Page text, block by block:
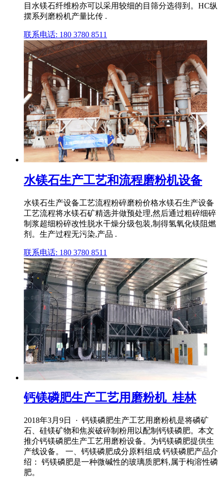
目水镁石纤维粉亦可以采用较细的目筛分选得到。HC纵
摆系列磨粉机产量比传 .
联系电话: 180 3780 8511
水镁石生产工艺和流程磨粉机设备
水镁石生产设备工艺流程粉碎磨粉价格水镁石生产设备
工艺流程将水镁石矿精选并做预处理,然后通过粗碎细碎
制浆超细粉碎改性脱水干燥分级包装,制得氢氧化镁阻燃
剂。生产过程无污染,产品 .
联系电话: 180 3780 8511
钙镁磷肥生产工艺用磨粉机_桂林
2018年3月9日 · 钙镁磷肥生产工艺用磨粉机是将磷矿
石、硅镁矿物和焦炭破碎制粉用以配制钙镁磷肥。本文
推介钙镁磷肥生产工艺用磨粉设备。为钙镁磷肥提供生
产线设备。 一、钙镁磷肥成分原料组成 钙镁磷肥产品介
绍： 钙镁磷肥是一种微碱性的玻璃质肥料,属于枸溶性磷
肥。